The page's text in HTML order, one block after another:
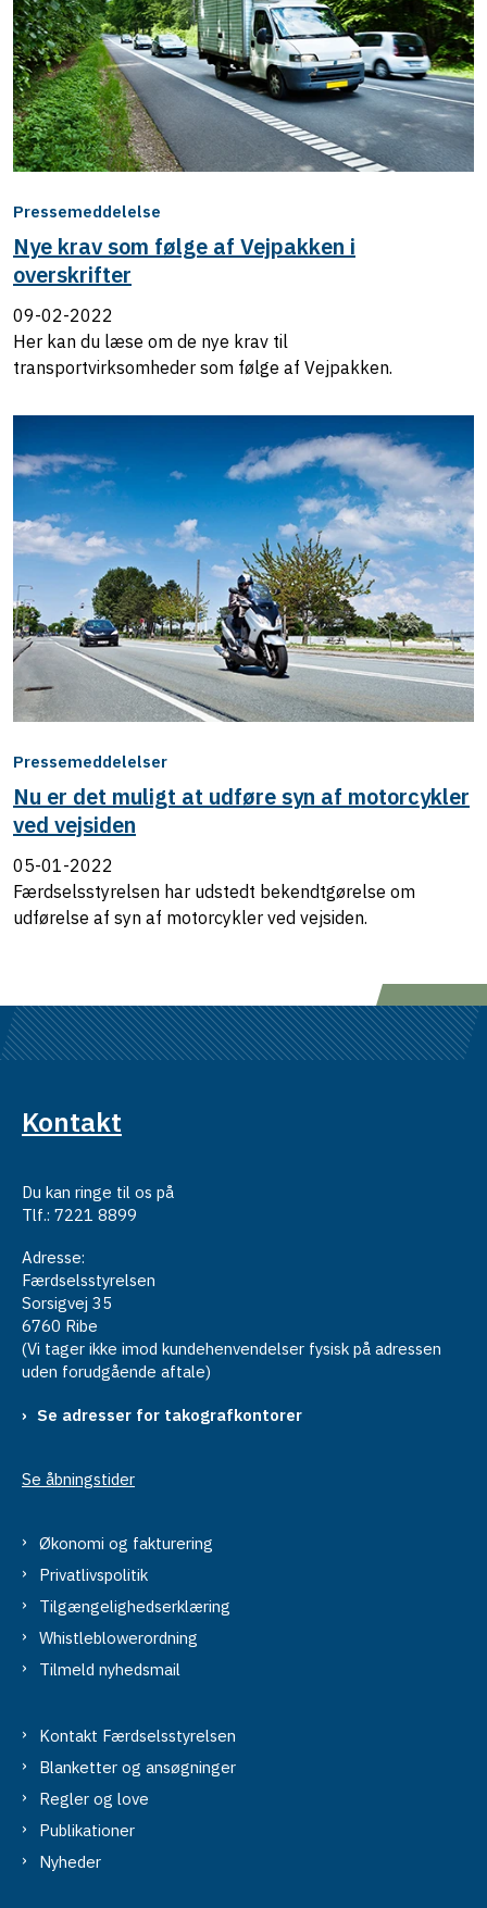
Pressemeddelelse
Nye krav som følge af Vejpakken i
overskrifter
09-02-2022
Her kan du læse om de nye krav til
transportvirksomheder som følge af Vejpakken.
Pressemeddelelser
Nu er det muligt at udføre syn af motorcykler
ved vejsiden
05-01-2022
Færdselsstyrelsen har udstedt bekendtgørelse om
udførelse af syn af motorcykler ved vejsiden.
Kontakt
Du kan ringe til os på
Tlf.: 7221 8899
Adresse:
Færdselsstyrelsen
Sorsigvej 35
6760 Ribe
(Vi tager ikke imod kundehenvendelser fysisk på adressen
uden forudgående aftale)
Se adresser for takografkontorer
Se åbningstider
Økonomi og fakturering
Privatlivspolitik
Tilgængelighedserklæring
Whistleblowerordning
Tilmeld nyhedsmail
Kontakt Færdselsstyrelsen
Blanketter og ansøgninger
Regler og love
Publikationer
Nyheder